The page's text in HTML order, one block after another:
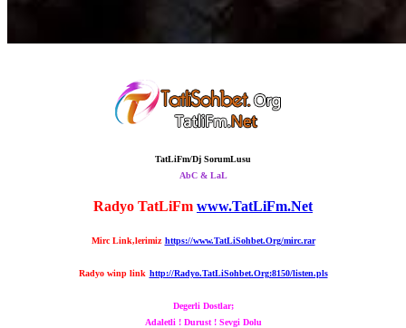
TatLiFm/Dj SorumLusu
AbC & LaL
Radyo TatLiFm www.TatLiFm.Net
Mirc Link,lerimiz https://www.TatLiSohbet.Org/mirc.rar
Radyo winp link http://Radyo.TatLiSohbet.Org:8150/listen.pls
Degerli Dostlar;
Adaletli ! Durust ! Sevgi Dolu